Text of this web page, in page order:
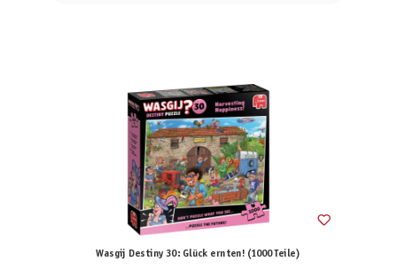
Wasgij Destiny 30: Glück ernten! (1000 Teile)